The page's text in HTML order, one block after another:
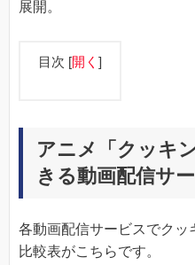
展開。
目次 [開く ]
アニメ「クッキ
きる動画配信サ
各動画配信サービスでク
比較表がこちらです。